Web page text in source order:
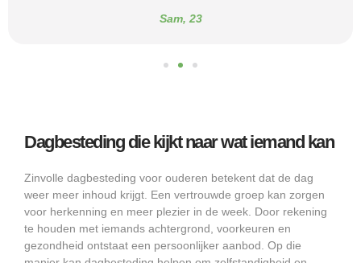
Sam, 23
Dagbesteding die kijkt naar wat iemand kan
Zinvolle dagbesteding voor ouderen betekent dat de dag
weer meer inhoud krijgt. Een vertrouwde groep kan zorgen
voor herkenning en meer plezier in de week. Door rekening
te houden met iemands achtergrond, voorkeuren en
gezondheid ontstaat een persoonlijker aanbod. Op die